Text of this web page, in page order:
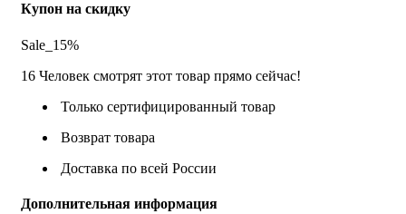
Купон на скидку
Sale_15%
16 Человек смотрят этот товар прямо сейчас!
Только сертифицированный товар
Возврат товара
Доставка по всей России
Дополнительная информация